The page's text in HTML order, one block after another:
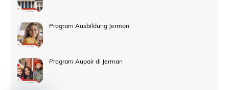
Program Ausbildung Jerman
Program Aupair di Jerman